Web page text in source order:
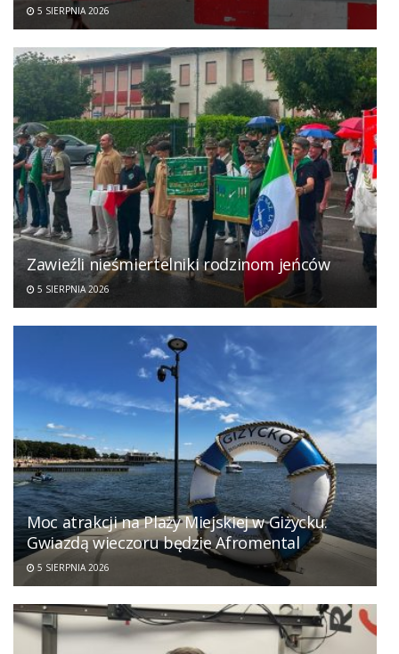
5 SIERPNIA 2026
Zawieźli nieśmiertelniki rodzinom jeńców
5 SIERPNIA 2026
Moc atrakcji na Plaży Miejskiej w Giżycku.
Gwiazdą wieczoru będzie Afromental
5 SIERPNIA 2026